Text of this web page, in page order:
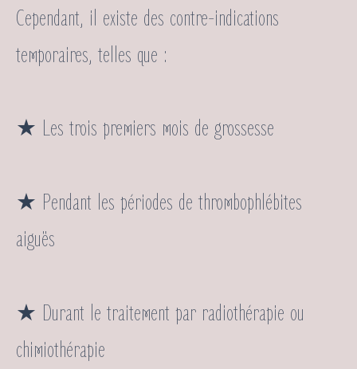
Cependant, il existe des contre-indications
temporaires, telles que :
★ Les trois premiers mois de grossesse
★ Pendant les périodes de thrombophlébites
aiguës
★ Durant le traitement par radiothérapie ou
chimiothérapie